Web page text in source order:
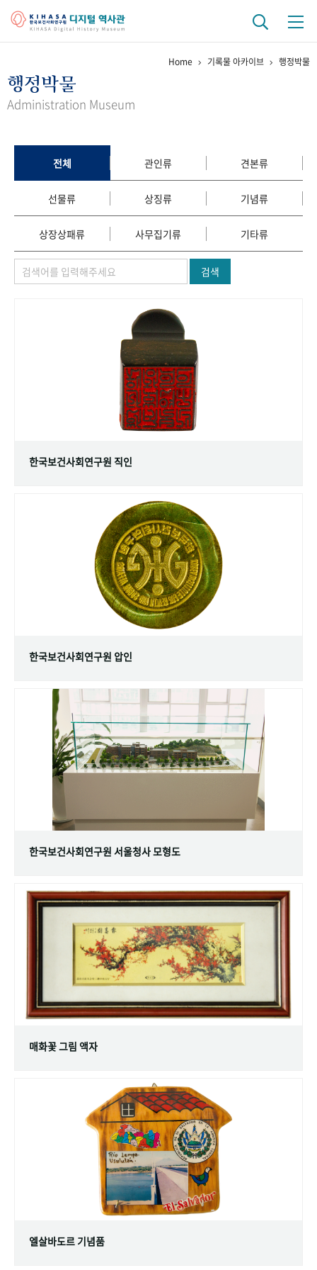
걸어온 길 기관 변천사
정책과 연구 키워드로 보는 연구 역사
연구자들
간행물 변천사
기록물 아카이브
사진 아카이브 문서 기록물 행정박물 영상 기록물
숫자로 보는 50년 50+1
Home 기록물 아카이브 행정박물
행정박물
Administration Museum
전체 관인류 견본류
선물류 상징류 기념류
상장상패류 사무집기류 기타류
검색
한국보건사회연구원 직인
한국보건사회연구원 압인
한국보건사회연구원 서울청사 모형도
매화꽃 그림 액자
엘살바도르 기념품